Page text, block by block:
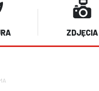
ZDJĘCIA